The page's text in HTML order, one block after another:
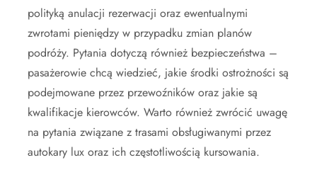
polityką anulacji rezerwacji oraz ewentualnymi
zwrotami pieniędzy w przypadku zmian planów
podróży. Pytania dotyczą również bezpieczeństwa –
pasażerowie chcą wiedzieć, jakie środki ostrożności są
podejmowane przez przewoźników oraz jakie są
kwalifikacje kierowców. Warto również zwrócić uwagę
na pytania związane z trasami obsługiwanymi przez
autokary lux oraz ich częstotliwością kursowania.